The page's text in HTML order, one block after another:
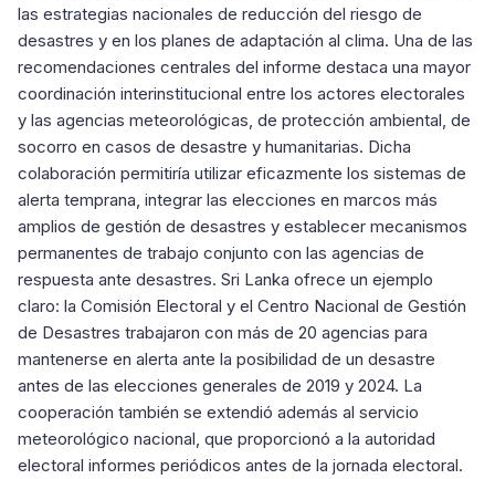
las estrategias nacionales de reducción del riesgo de
desastres y en los planes de adaptación al clima. Una de las
recomendaciones centrales del informe destaca una mayor
coordinación interinstitucional entre los actores electorales
y las agencias meteorológicas, de protección ambiental, de
socorro en casos de desastre y humanitarias. Dicha
colaboración permitiría utilizar eficazmente los sistemas de
alerta temprana, integrar las elecciones en marcos más
amplios de gestión de desastres y establecer mecanismos
permanentes de trabajo conjunto con las agencias de
respuesta ante desastres. Sri Lanka ofrece un ejemplo
claro: la Comisión Electoral y el Centro Nacional de Gestión
de Desastres trabajaron con más de 20 agencias para
mantenerse en alerta ante la posibilidad de un desastre
antes de las elecciones generales de 2019 y 2024. La
cooperación también se extendió además al servicio
meteorológico nacional, que proporcionó a la autoridad
electoral informes periódicos antes de la jornada electoral.